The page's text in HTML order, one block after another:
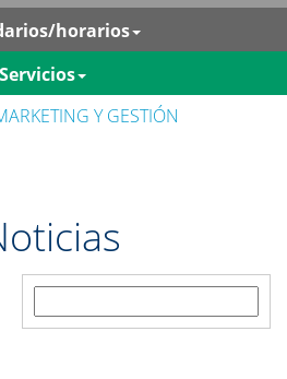
horarios
Servicios
Y GESTIÓN